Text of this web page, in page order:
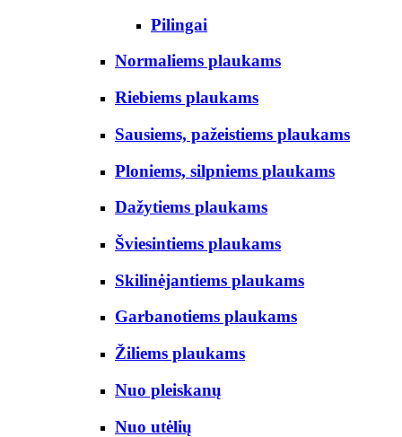
Pilingai
Normaliems plaukams
Riebiems plaukams
Sausiems, pažeistiems plaukams
Ploniems, silpniems plaukams
Dažytiems plaukams
Šviesintiems plaukams
Skilinėjantiems plaukams
Garbanotiems plaukams
Žiliems plaukams
Nuo pleiskanų
Nuo utėlių